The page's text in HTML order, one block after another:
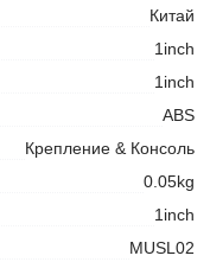
Китай
1inch
1inch
ABS
Крепление & Консоль
0.05kg
1inch
MUSL02